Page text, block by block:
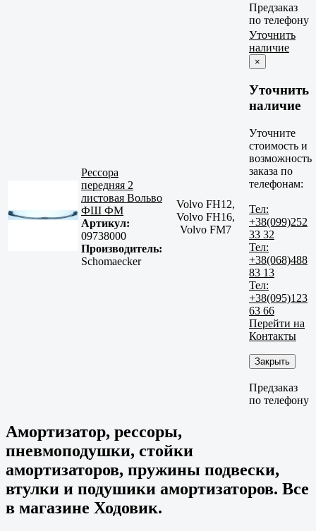
Предзаказ
по телефону
Рессора
передняя 2
листовая Вольво
ФШ ФМ
Артикул:
09738000
Производитель:
Schomaecker
Volvo FH12,
Volvo FH16,
Volvo FM7
Уточнить
наличие
×
Уточнить
наличие
Уточните
стоимость и
возможность
заказа по
телефонам:
Тел:
+38(099)252
33 32
Тел:
+38(068)488
83 13
Тел:
+38(095)123
63 66
Перейти на
Контакты
Закрыть
Предзаказ
по телефону
Амортизатор, рессоры,
пневмоподушки, стойки
амортизаторов, пружины подвески,
втулки и подушики амортизаторов. Все
в магазине Ходовик.